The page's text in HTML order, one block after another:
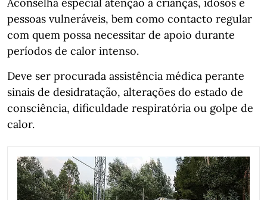
pessoas vulneráveis, bem como contacto regular
com quem possa necessitar de apoio durante
períodos de calor intenso.
Deve ser procurada assistência médica perante
sinais de desidratação, alterações do estado de
consciência, dificuldade respiratória ou golpe de
calor.